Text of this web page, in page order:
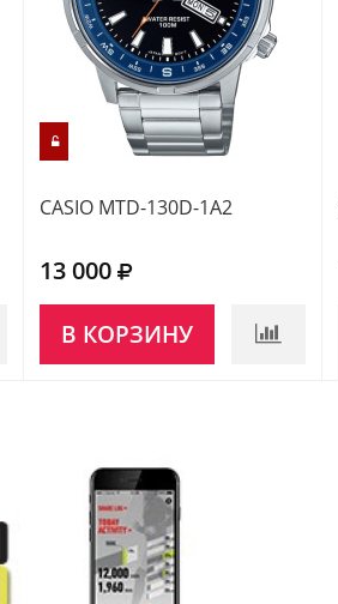
CASIO MTD-130D-1A2
13 000
В КОРЗИНУ